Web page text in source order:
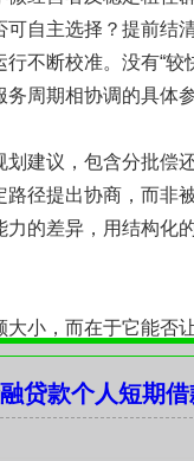
自主选择？提前结
不断校准。没有“较
周期相协调的具体参
建议，包含分批偿
径提出协商，而非
的差异，用结构化
小，而在于它能否
兴趣班不用反复权
得被认真对待的小
贷款个人短期借